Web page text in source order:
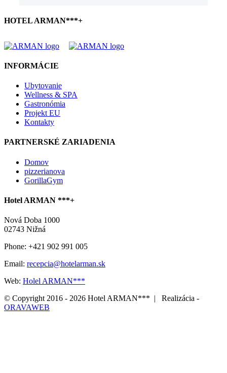
HOTEL ARMAN***+
INFORMÁCIE
Ubytovanie
Wellness & SPA
Gastronómia
Projekt EU
Kontakty
PARTNERSKÉ ZARIADENIA
Domov
pizzerianova
GorillaGym
Hotel ARMAN ***+
Nová Doba 1000
02743 Nižná
Phone: +421 902 991 005
Email: recepcia@hotelarman.sk
Web: Holel ARMAN***
© Copyright 2016 - 2026 Hotel ARMAN*** | Realizácia -
ORAVAWEB